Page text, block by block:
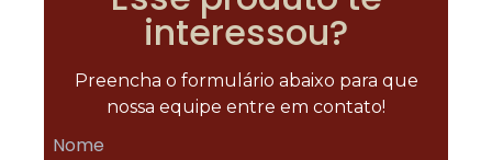
interessou?
Preencha o formulário abaixo para que
nossa equipe entre em contato!
Nome